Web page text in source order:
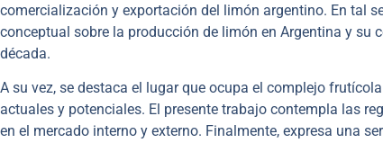
comercialización y exportación del limón argentino. En tal
conceptual sobre la producción de limón en Argentina y
década.
A su vez, se destaca el lugar que ocupa el complejo
actuales y potenciales. El presente trabajo contempla las
en el mercado interno y externo. Finalmente, expresa una